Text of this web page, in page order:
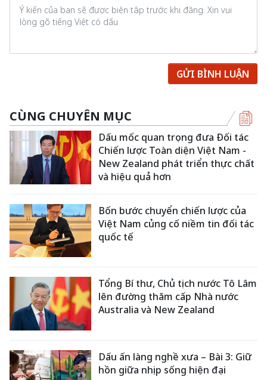
GỬI BÌNH LUẬN
CÙNG CHUYÊN MỤC
Dấu mốc quan trọng đưa Đối tác
Chiến lược Toàn diện Việt Nam -
New Zealand phát triển thực chất
và hiệu quả hơn
Bốn bước chuyển chiến lược của
Việt Nam củng cố niềm tin đối tác
quốc tế
Tổng Bí thư, Chủ tịch nước Tô Lâm
lên đường thăm cấp Nhà nước
Australia và New Zealand
Dấu ấn làng nghề xưa – Bài 3: Giữ
hồn giữa nhịp sống hiện đại